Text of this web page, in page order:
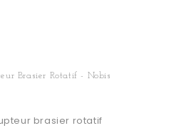
Brasier Rotatif - Nobis
brasier rotatif